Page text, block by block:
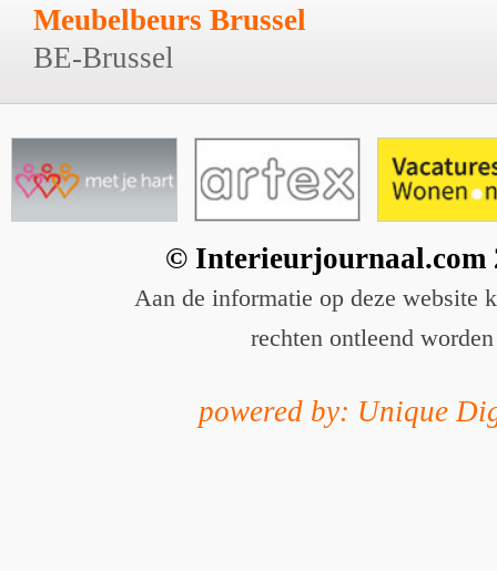
Meubelbeurs Brussel
BE-Brussel
© Interieurjournaal.com
Aan de informatie op deze website
rechten ontleend worden
powered by: Unique